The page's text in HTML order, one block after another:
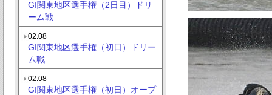
GI関東地区選手権（2日目）ドリ
ーム戦
02.08
GI関東地区選手権（初日）ドリー
ム戦
02.08
GI関東地区選手権（初日）オープ